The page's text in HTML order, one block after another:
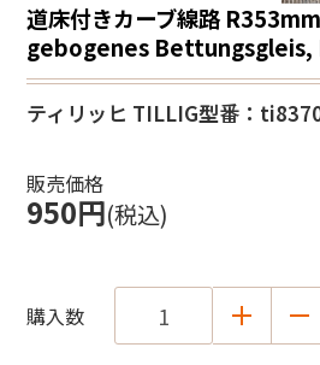
道床付きカーブ線路
gebogenes Bettungsgleis,
ティリッヒ TILLIG型番：
販売価格
950円(税込)
購入数